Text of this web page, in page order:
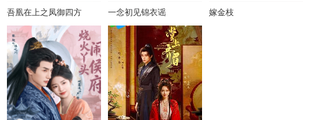
吾凰在上之凤御四方 一念初见锦衣谣 嫁金枝